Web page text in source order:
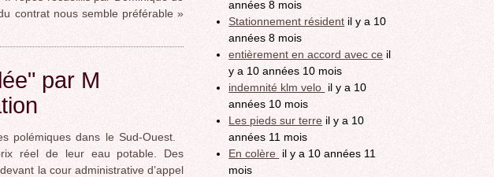
contrat nous semble préférable »
par M
polémiques dans le Sud-Ouest.
réel de leur eau potable. Des
la cour administrative d’appel
années 8 mois
Stationnement résident il y a 10
années 8 mois
entièrement en accord avec ce il
y a 10 années 10 mois
indemnité klm velo il y a 10
années 10 mois
Les pieds sur terre il y a 10
années 11 mois
En colère il y a 10 années 11
mois